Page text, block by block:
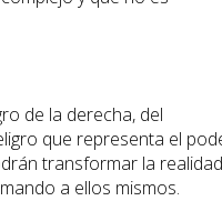
de la derecha, del
que representa el
transformar la realidad
a ellos mismos.